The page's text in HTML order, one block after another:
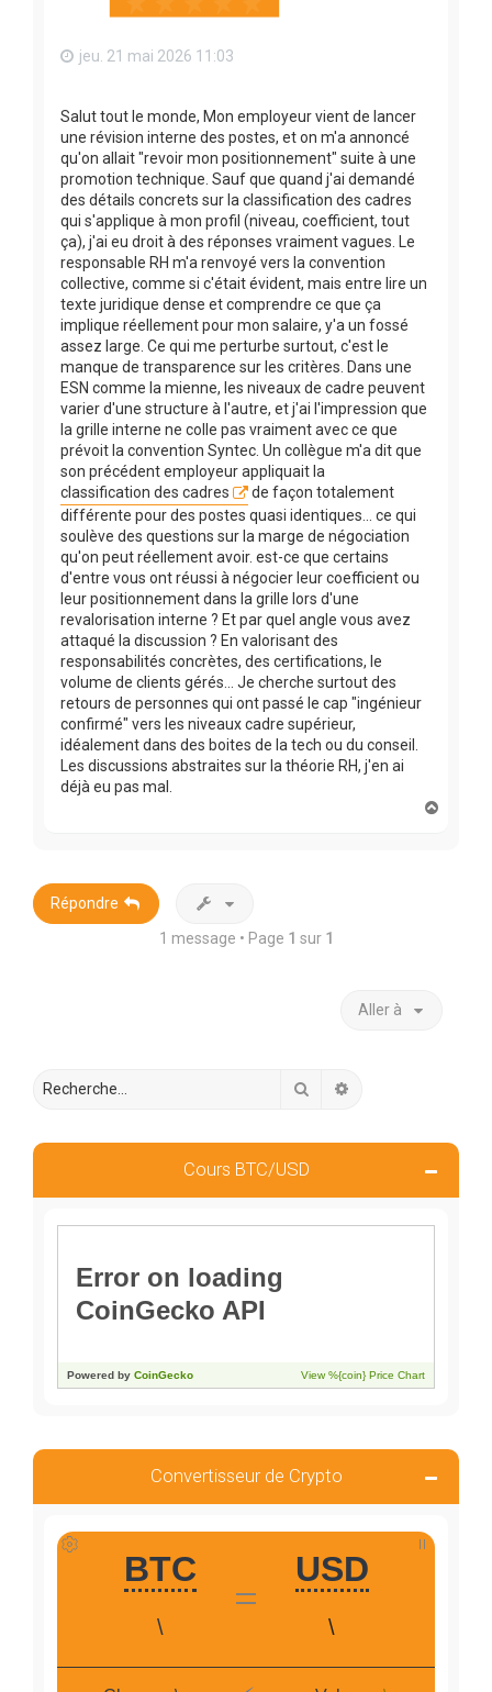
jeu. 21 mai 2026 11:03
Salut tout le monde, Mon employeur vient de lancer
une révision interne des postes, et on m'a annoncé
qu'on allait "revoir mon positionnement" suite à une
promotion technique. Sauf que quand j'ai demandé
des détails concrets sur la classification des cadres
qui s'applique à mon profil (niveau, coefficient, tout
ça), j'ai eu droit à des réponses vraiment vagues. Le
responsable RH m'a renvoyé vers la convention
collective, comme si c'était évident, mais entre lire un
texte juridique dense et comprendre ce que ça
implique réellement pour mon salaire, y'a un fossé
assez large. Ce qui me perturbe surtout, c'est le
manque de transparence sur les critères. Dans une
ESN comme la mienne, les niveaux de cadre peuvent
varier d'une structure à l'autre, et j'ai l'impression que
la grille interne ne colle pas vraiment avec ce que
prévoit la convention Syntec. Un collègue m'a dit que
son précédent employeur appliquait la
classification des cadres
de façon totalement
différente pour des postes quasi identiques... ce qui
soulève des questions sur la marge de négociation
qu'on peut réellement avoir. est-ce que certains
d'entre vous ont réussi à négocier leur coefficient ou
leur positionnement dans la grille lors d'une
revalorisation interne ? Et par quel angle vous avez
attaqué la discussion ? En valorisant des
responsabilités concrètes, des certifications, le
volume de clients gérés... Je cherche surtout des
retours de personnes qui ont passé le cap "ingénieur
confirmé" vers les niveaux cadre supérieur,
idéalement dans des boites de la tech ou du conseil.
Les discussions abstraites sur la théorie RH, j'en ai
déjà eu pas mal.
Répondre
1 message • Page 1 sur 1
Aller à
Rechercher
Cours BTC/USD
Convertisseur de Crypto